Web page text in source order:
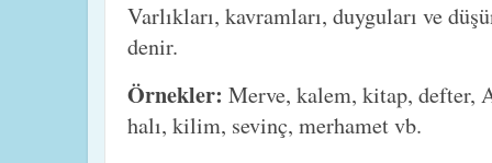
Varlıkları, kavramları, duyguları ve
denir.
Örnekler: Merve, kalem, kitap, defter,
halı, kilim, sevinç, merhamet vb.